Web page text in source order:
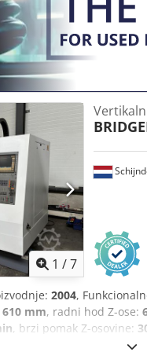
1 /7
2004,
610 mm, radni hod Z-ose:
, brzi pomak Z-osovine:
2.690 mm,